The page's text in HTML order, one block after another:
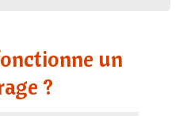
un
?